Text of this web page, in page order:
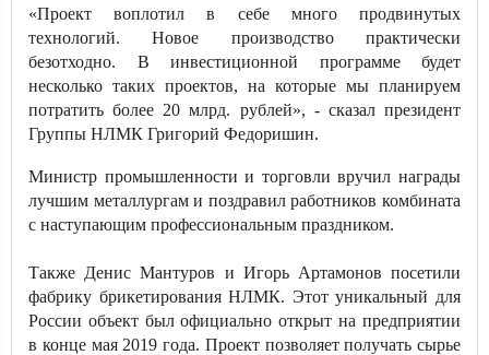
«Проект воплотил в себе много продвинутых
технологий. Новое производство практически
безотходно. В инвестиционной программе будет
несколько таких проектов, на которые мы планируем
потратить более 20 млрд. рублей», - сказал президент
Группы НЛМК Григорий Федоришин.
Министр промышленности и торговли вручил награды
лучшим металлургам и поздравил работников комбината
с наступающим профессиональным праздником.
Также Денис Мантуров и Игорь Артамонов посетили
фабрику брикетирования НЛМК. Этот уникальный для
России объект был официально открыт на предприятии
в конце мая 2019 года. Проект позволяет получать сырье